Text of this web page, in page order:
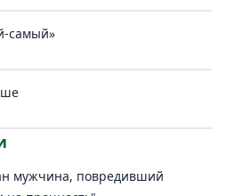
самый»
мужчина, повредивший